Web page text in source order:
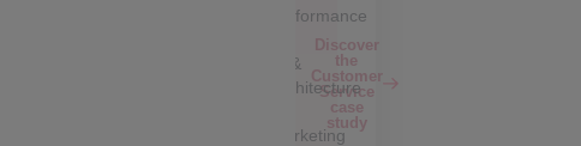
performance
IT &
Architecture
Marketing
Discover
the
Customer
Service
case
study